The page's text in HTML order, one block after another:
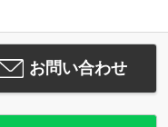
お問い合わせ